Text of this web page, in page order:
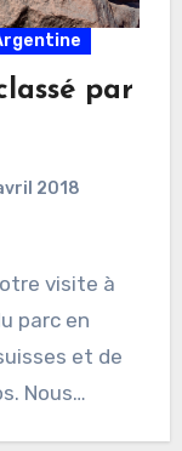
par
2018
visite à
parc en
et de
Nous…